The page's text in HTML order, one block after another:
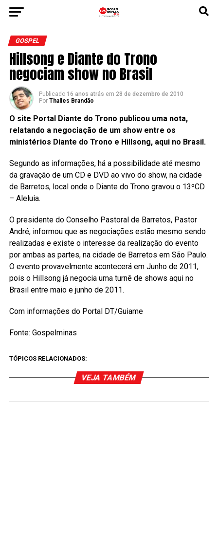
GOSPEL
Hillsong e Diante do Trono
negociam show no Brasil
Publicado 16 anos atrás em 28 de dezembro de 2010
Por Thalles Brandão
O site Portal Diante do Trono publicou uma nota,
relatando a negociação de um show entre os
ministérios Diante do Trono e Hillsong, aqui no Brasil.
Segundo as informações, há a possibilidade até mesmo
da gravação de um CD e DVD ao vivo do show, na cidade
de Barretos, local onde o Diante do Trono gravou o 13ºCD
– Aleluia.
O presidente do Conselho Pastoral de Barretos, Pastor
André, informou que as negociações estão mesmo sendo
realizadas e existe o interesse da realização do evento
por ambas as partes, na cidade de Barretos em São Paulo.
O evento provavelmente acontecerá em Junho de 2011,
pois o Hillsong já negocia uma turnê de shows aqui no
Brasil entre maio e junho de 2011.
Com informações do Portal DT/Guiame
Fonte: Gospelminas
TÓPICOS RELACIONADOS:
VEJA TAMBÉM